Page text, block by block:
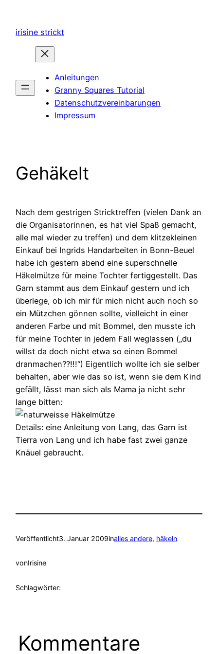
springen
irisine strickt
Anleitungen
Granny Squares Tutorial
Datenschutzvereinbarungen
Impressum
Gehäkelt
Nach dem gestrigen Stricktreffen (vielen Dank an
die Organisatorinnen, es hat viel Spaß gemacht,
alle mal wieder zu treffen) und dem klitzekleinen
Einkauf bei Ingrids Handarbeiten in Bonn-Beuel
habe ich gestern abend eine superschnelle
Häkelmütze für meine Tochter fertiggestellt. Das
Garn stammt aus dem Einkauf gestern und ich
überlege, ob ich mir für mich nicht auch noch so
ein Mützchen gönnen sollte, vielleicht in einer
anderen Farbe und mit Bommel, den musste ich
für meine Tochter in jedem Fall weglassen („du
willst da doch nicht etwa so einen Bommel
dranmachen??!!!“) Eigentlich wollte ich sie selber
behalten, aber wie das so ist, wenn sie dem Kind
gefällt, lässt man sich als Mama ja nicht sehr
lange bitten:
Details: eine Anleitung von Lang, das Garn ist
Tierra von Lang und ich habe fast zwei ganze
Knäuel gebraucht.
Veröffentlicht3. Januar 2009inalles andere, häkeln
vonIrisine
Schlagwörter:
Kommentare